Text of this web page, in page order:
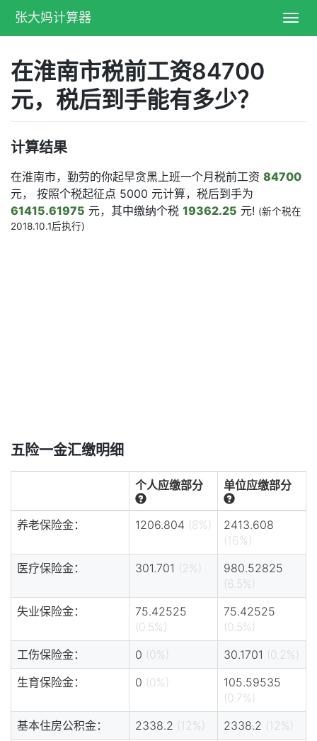
张大妈计算器
在淮南市税前工资84700
元，税后到手能有多少？
计算结果
在淮南市，勤劳的你起早贪黑上班一个月税前工资 84700
元， 按照个税起征点 5000 元计算，税后到手为
61415.61975 元，其中缴纳个税 19362.25 元! (新个税在
2018.10.1后执行)
五险一金汇缴明细
个人应缴部分 单位应缴部分
养老保险金： 1206.804 (8%)
2413.608
(16%)
医疗保险金：
301.701 (2%)
980.52825
(6.5%)
失业保险金：
75.42525
(0.5%)
75.42525
(0.5%)
工伤保险金：
0 (0%) 30.1701 (0.2%)
生育保险金：
0 (0%)
105.59535
(0.7%)
基本住房公积金：
2338.2 (12%) 2338.2 (12%)